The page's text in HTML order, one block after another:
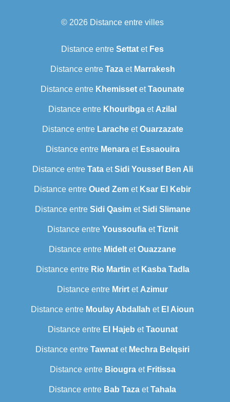
© 2026 Distance entre villes
Distance entre Settat et Fes
Distance entre Tazaet Marrakesh
Distance entre Khemisset etTaounate
Distance entre Khouribga et Azilal
Distance entre LaracheetOuarzazate
Distance entre Menaraet Essaouira
Distance entre TataetSidi Youssef Ben Ali
Distance entre Oued Zem et Ksar El Kebir
Distance entre Sidi QasimetSidi Slimane
Distance entre YoussoufiaetTiznit
Distance entre Midelt etOuazzane
Distance entre Rio Martin et Kasba Tadla
Distance entre Mrirt et Azimur
Distance entre Moulay Abdallah et El Aioun
Distance entre El Hajeb etTaounat
Distance entre Tawnat et Mechra Belqsiri
Distance entre Biougraet Fritissa
Distance entre Bab Taza etTahala